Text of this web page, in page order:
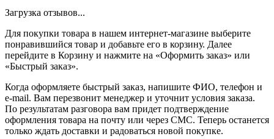
Загрузка отзывов...
Для покупки товара в нашем интернет-магазине выберите
понравившийся товар и добавьте его в корзину. Далее
перейдите в Корзину и нажмите на «Оформить заказ» или
«Быстрый заказ».
Когда оформляете быстрый заказ, напишите ФИО, телефон и
e-mail. Вам перезвонит менеджер и уточнит условия заказа.
По результатам разговора вам придет подтверждение
оформления товара на почту или через СМС. Теперь останется
только ждать доставки и радоваться новой покупке.